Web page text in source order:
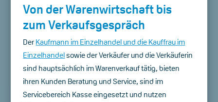
Von der Warenwirtschaft bis
zum Verkaufsgespräch
DerKaufmann im Einzelhandel und die Kauffrau im
Einzelhandelsowie der Verkäufer und die Verkäuferin
sind hauptsächlich im Warenverkauf tätig, bieten
ihren Kunden Beratung und Service, sind im
Servicebereich Kasse eingesetzt und nutzen